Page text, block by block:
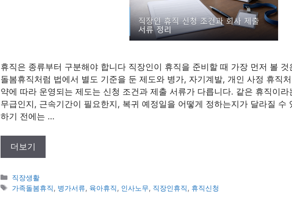
휴직은 종류부터 구분해야 합니다 직장인이 휴직을 준비할 때 가장 먼저 볼
돌봄휴직처럼 법에서 별도 기준을 둔 제도와 병가, 자기계발, 개인 사정 휴직
약에 따라 운영되는 제도는 신청 조건과 제출 서류가 다릅니다. 같은 휴직이
무급인지, 근속기간이 필요한지, 복귀 예정일을 어떻게 정하는지가 달라질 수
하기 전에는 …
더보기
카
테
직장생활
태
가족돌봄휴직, 병가서류, 육아휴직, 인사노무, 직장인휴직, 휴직신청